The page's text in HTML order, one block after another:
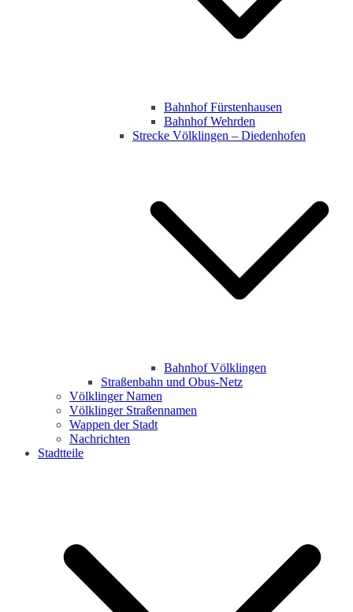
Bahnhof Fürstenhausen
Bahnhof Wehrden
Strecke Völklingen – Diedenhofen
Bahnhof Völklingen
Straßenbahn und Obus-Netz
Völklinger Namen
Völklinger Straßennamen
Wappen der Stadt
Nachrichten
Stadtteile